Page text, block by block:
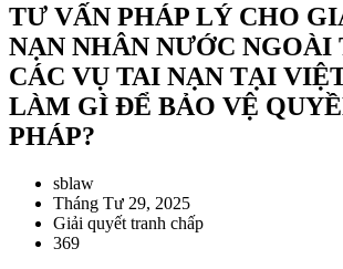
TƯ VẤN PHÁP LÝ CHO
NẠN NHÂN NƯỚC NGOÀI
CÁC VỤ TAI NẠN TẠI
LÀM GÌ ĐỂ BẢO VỆ
PHÁP?
sblaw
Tháng Tư 29, 2025
Giải quyết tranh chấp
369